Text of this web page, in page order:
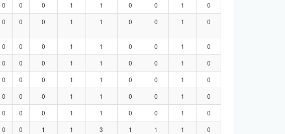
0 0 0 1 1 0 0 1
0
0 0 0 1 1 0 0 1 0
0 0 0 1 1 0 0 1
0
0 0 0 1 1 0 0 1
0
0 0 0 1 1 0 0 1
0
0 0 0 1 1 0 0 1
0
0 0 0 1 1 0 0 1
0
0 0 1 1 3 1 1 1
0